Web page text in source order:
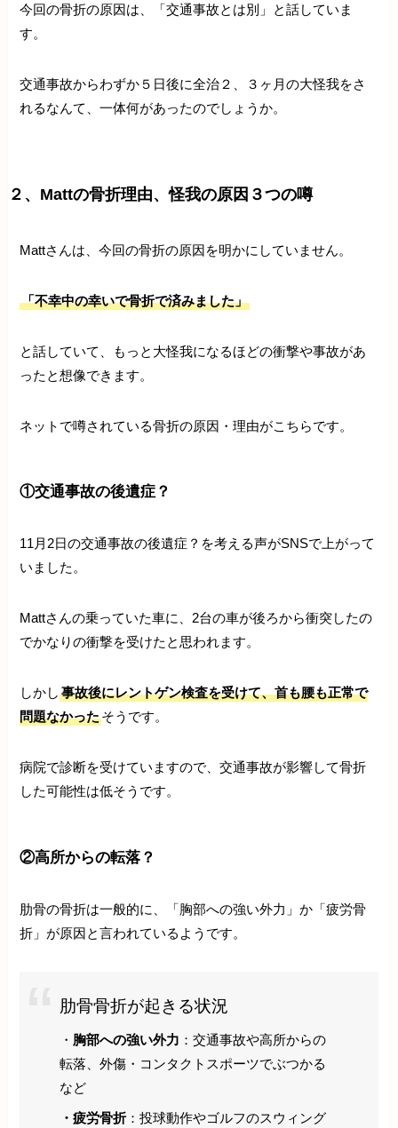
今回の骨折の原因は、「交通事故とは別」と話していま
す。
交通事故からわずか５日後に全治２、３ヶ月の大怪我をさ
れるなんて、一体何があったのでしょうか。
２、Mattの骨折理由、怪我の原因３つの噂
Mattさんは、今回の骨折の原因を明かにしていません。
「不幸中の幸いで骨折で済みました」
と話していて、もっと大怪我になるほどの衝撃や事故があ
ったと想像できます。
ネットで噂されている骨折の原因・理由がこちらです。
①交通事故の後遺症？
11月2日の交通事故の後遺症？を考える声がSNSで上がって
いました。
Mattさんの乗っていた車に、2台の車が後ろから衝突したの
でかなりの衝撃を受けたと思われます。
しかし事故後にレントゲン検査を受けて、首も腰も正常で
問題なかったそうです。
病院で診断を受けていますので、交通事故が影響して骨折
した可能性は低そうです。
②高所からの転落？
肋骨の骨折は一般的に、「胸部への強い外力」か「疲労骨
折」が原因と言われているようです。
肋骨骨折が起きる状況
・ 胸部への強い外力 ：交通事故や高所からの
転落、外傷・コンタクトスポーツでぶつかる
など
・疲労骨折：投球動作やゴルフのスウィング